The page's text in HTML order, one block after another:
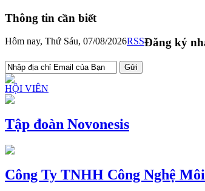
Thông tin cần biết
Hôm nay, Thứ Sáu, 07/08/2026RSSĐăng ký
HỘI VIÊN
Tập đoàn Novonesis
Công Ty TNHH Công Nghệ